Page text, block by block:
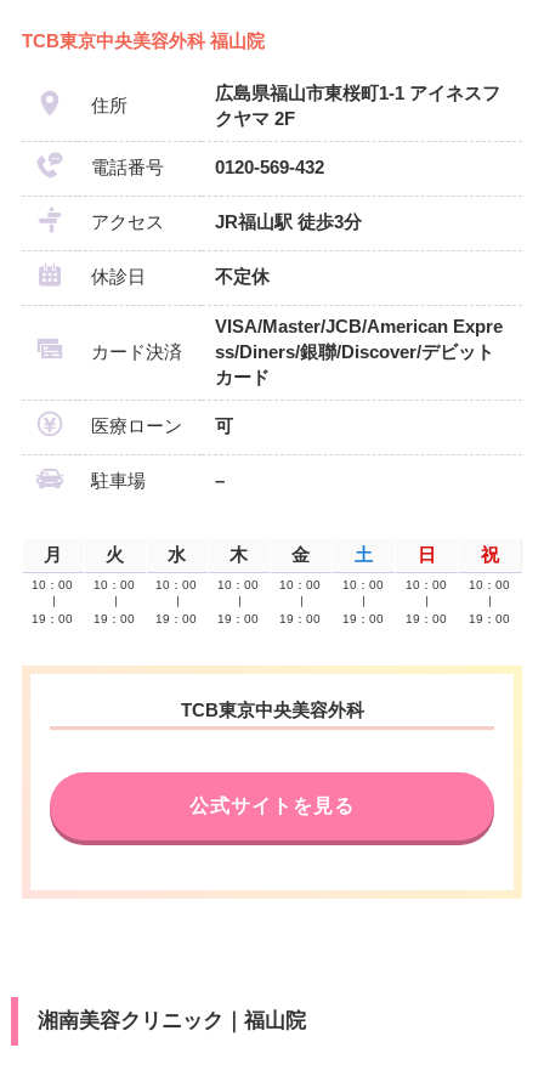
TCB東京中央美容外科 福山院
住所
広島県福山市東桜町1-1 アイネスフ
クヤマ 2F
電話番号 0120-569-432
アクセス JR福山駅 徒歩3分
休診日 不定休
カード決済
VISA/Master/JCB/American Expre
ss/Diners/銀聯/Discover/デビット
カード
医療ローン 可
駐車場 –
月 火 水 木 金 土 日 祝
10：00
19：00
10：00
19：00
10：00
19：00
10：00
19：00
10：00
19：00
10：00
19：00
10：00
19：00
10：00
19：00
TCB東京中央美容外科
公式サイトを見る
湘南美容クリニック｜福山院